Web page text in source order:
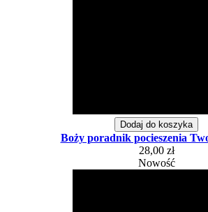
Dodaj do koszyka
Boży poradnik pocieszenia
28,00 zł
Nowość